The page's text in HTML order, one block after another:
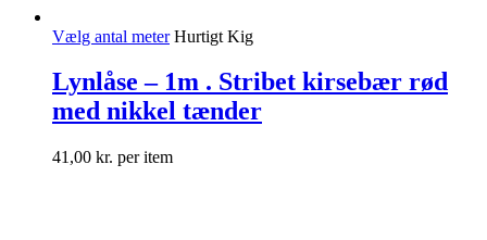
Vælg antal meter Hurtigt Kig
Lynlåse – 1m . Stribet kirsebær rød
med nikkel tænder
41,00 kr. per item